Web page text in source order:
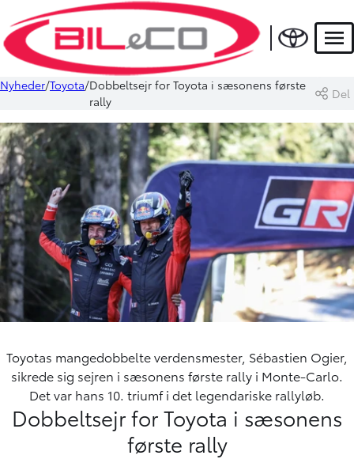
Nyheder Toyota Dobbeltsejr for Toyota i sæsonens første
rally
Del
Toyotas mangedobbelte verdensmester, Sébastien Ogier,
sikrede sig sejren i sæsonens første rally i Monte-Carlo.
Det var hans 10. triumf i det legendariske rallyløb.
Dobbeltsejr for Toyota i sæsonens
første rally